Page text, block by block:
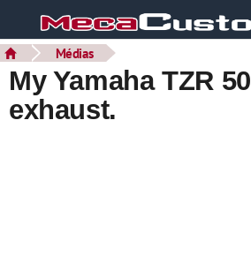
Médias
My Yamaha TZR
exhaust.